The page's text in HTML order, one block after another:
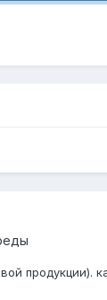
продукции).